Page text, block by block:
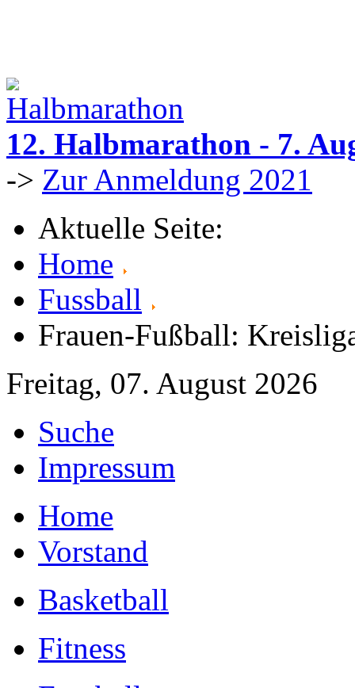
12. Halbmarathon - 7.
-> Zur Anmeldung 2021
Aktuelle Seite:
Home
Fussball
Frauen-Fußball:
Freitag, 07. August 2026
Suche
Impressum
Home
Vorstand
Basketball
Fitness